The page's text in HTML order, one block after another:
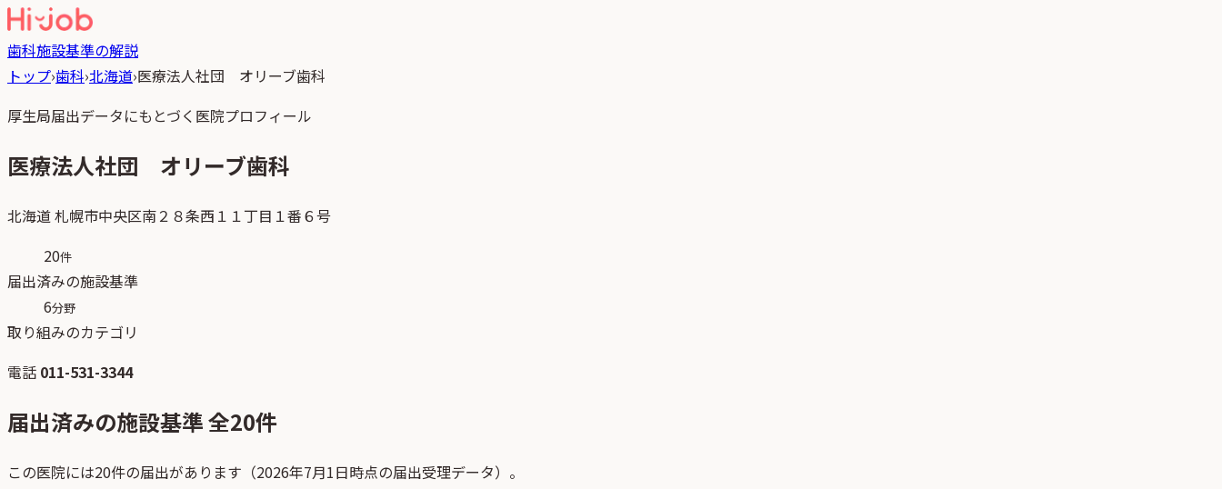
歯科施設基準の解説
トップ›歯科›北海道›医療法人社団 オリーブ歯科
厚生局届出データにもとづく医院プロフィール
医療法人社団 オリーブ歯科
北海道札幌市中央区南２８条西１１丁目１番６号
20件
届出済みの施設基準
6分野
取り組みのカテゴリ
電話 011-531-3344
届出済みの施設基準 全20件
この医院には20件の届出があります（2026年7月1日時点の届出受理データ）。